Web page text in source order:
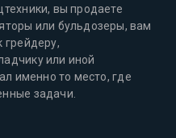
вы продаете
или бульдозеры, вам
грейдеру,
или иной
именно то место, где
задачи.